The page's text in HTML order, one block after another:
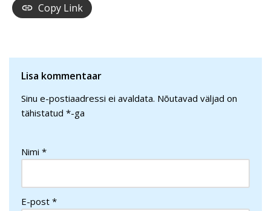
Copy Link
Lisa kommentaar
Sinu e-postiaadressi ei avaldata. Nõutavad väljad on
tähistatud *-ga
Nimi *
E-post *